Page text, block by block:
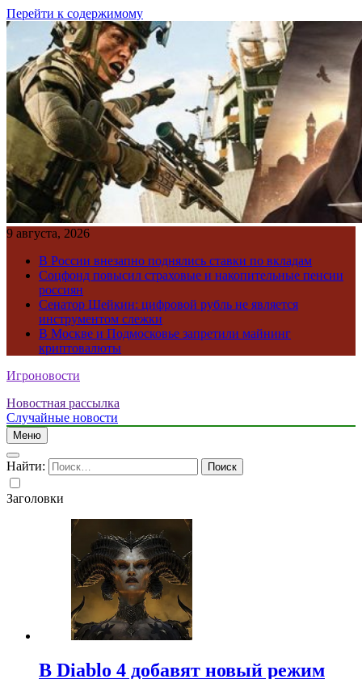
Перейти к содержимому
9 августа, 2026
В России внезапно поднялись ставки по вкладам
Соцфонд повысил страховые и накопительные пенсии
россиян
Сенатор Шейкин: цифровой рубль не является
инструментом слежки
В Москве и Подмосковье запретили майнинг
криптовалюты
Игроновости
Новостная рассылка
Случайные новости
Меню
Найти:
Заголовки
В Diablo 4 добавят новый режим